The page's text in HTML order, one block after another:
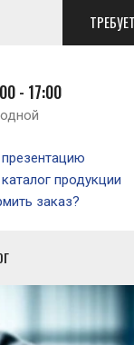
- 17:00
продукции
заказ?